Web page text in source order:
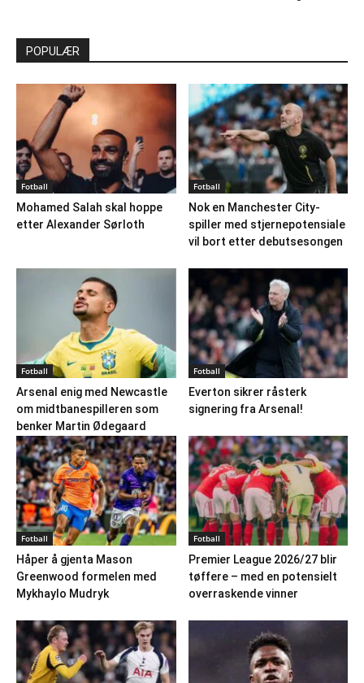
POPULÆR
Fotball
Mohamed Salah skal hoppe
etter Alexander Sørloth
Fotball
Nok en Manchester City-
spiller med stjernepotensiale
vil bort etter debutsesongen
Fotball
Arsenal enig med Newcastle
om midtbanespilleren som
benker Martin Ødegaard
Fotball
Everton sikrer råsterk
signering fra Arsenal!
Fotball
Håper å gjenta Mason
Greenwood formelen med
Mykhaylo Mudryk
Fotball
Premier League 2026/27 blir
tøffere – med en potensielt
overraskende vinner